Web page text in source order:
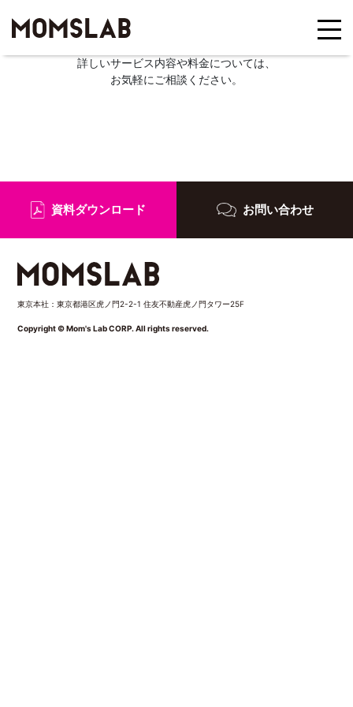
詳しいサービス内容や料金については、
お気軽にご相談ください。
資料ダウンロード お問い合わせ
東京本社：東京都港区虎ノ門2-2-1 住友不動産虎ノ門タワー25F
Copyright © Mom's Lab CORP. All rights reserved.